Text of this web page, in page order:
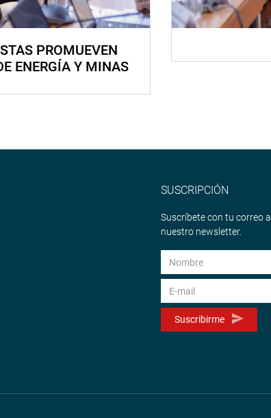
PROMUEVEN
ENERGÍA Y MINAS
SUSCRIPCIÓN
Suscríbete con tu correo a
nuestro newsletter.
Suscribirme